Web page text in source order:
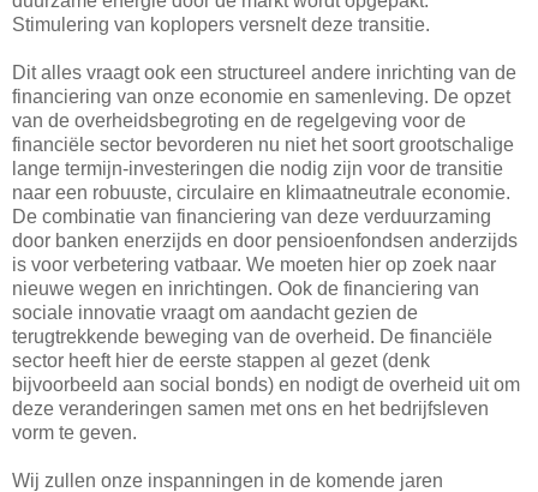
Stimulering van koplopers versnelt deze transitie.
Dit alles vraagt ook een structureel andere inrichting van de
financiering van onze economie en samenleving. De opzet
van de overheidsbegroting en de regelgeving voor de
financiële sector bevorderen nu niet het soort grootschalige
lange termijn-investeringen die nodig zijn voor de transitie
naar een robuuste, circulaire en klimaatneutrale economie.
De combinatie van financiering van deze verduurzaming
door banken enerzijds en door pensioenfondsen anderzijds
is voor verbetering vatbaar. We moeten hier op zoek naar
nieuwe wegen en inrichtingen. Ook de financiering van
sociale innovatie vraagt om aandacht gezien de
terugtrekkende beweging van de overheid. De financiële
sector heeft hier de eerste stappen al gezet (denk
bijvoorbeeld aan social bonds) en nodigt de overheid uit om
deze veranderingen samen met ons en het bedrijfsleven
vorm te geven.
Wij zullen onze inspanningen in de komende jaren